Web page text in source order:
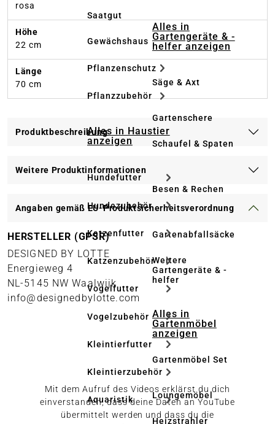
Saatgut
Gewächshaus
Pflanzenschutz
Pflanzzubehör
Alles in Haustier
anzeigen
Hundefutter
Hundezubehör
Katzenfutter
Katzenzubehör
Vogelfutter
Vogelzubehör
Kleintierfutter
Kleintierzubehör
Aquaristik
Alles in
Gartengeräte & -
helfer anzeigen
Säge & Axt
Gartenschere
Schaufel & Spaten
Besen & Rechen
Gartenabfallsäcke
Weitere
Gartengeräte & -
helfer
Alles in
Gartenmöbel
anzeigen
Gartenmöbel Set
Loungemöbel
Heizstrahler
rosa
Höhe
22 cm
Länge
70 cm
Produktbeschreibung
Weitere Produktinformationen
Angaben gemäß EU-Produktsicherheitsverordnung
HERSTELLER (GPSR)
DESIGNED BY LOTTE
Energieweg 4
NL-5145 NW Waalwijk
info@designedbylotte.com
Mit dem Aufruf des Videos erklärst du dich
einverstanden, dass deine Daten an YouTube
übermittelt werden und dass du die